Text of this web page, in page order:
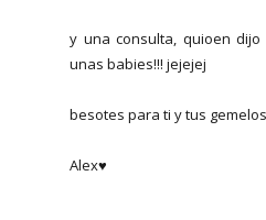
y una consulta, quioen
unas babies!!! jejejej
besotes para ti y tus
Alex♥